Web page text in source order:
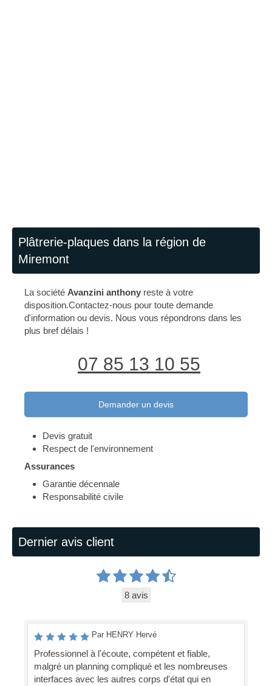
Plâtrerie-plaques dans la région de
Miremont
La société Avanzini anthony reste à votre
disposition.Contactez-nous pour toute demande
d'information ou devis. Nous vous répondrons dans les
plus bref délais !
07 85 13 10 55
Demander un devis
Devis gratuit
Respect de l'environnement
Assurances
Garantie décennale
Responsabilité civile
Dernier avis client
8 avis
Par HENRY Hervé
Professionnel à l'écoute, compétent et fiable,
malgré un planning compliqué et les nombreuses
interfaces avec les autres corps d'état qui en